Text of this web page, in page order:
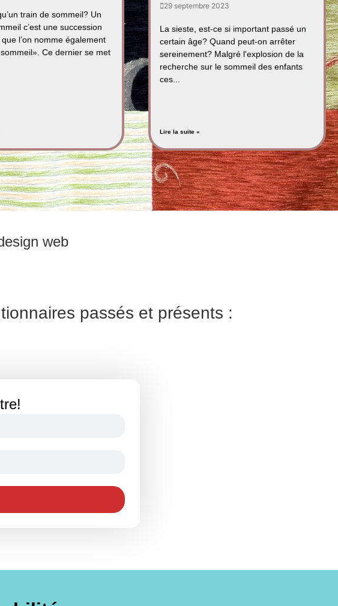
train de sommeil? Un
c’est une succession
l’on nomme également
Ce dernier se met
29 septembre 2023
La sieste, est-ce si important passé un
certain âge? Quand peut-on arrêter
sereinement? Malgré l'explosion de la
recherche sur le sommeil des enfants
ces...
Lire la suite »
web
passés et présents :